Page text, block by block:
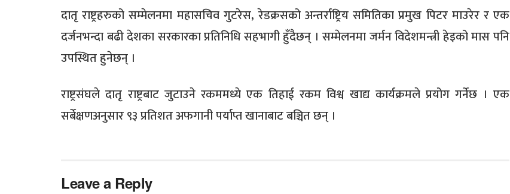
दातृ राष्ट्रहरुको सम्मेलनमा महासचिव गुटरेस, रेडक्रसको अन्तर्राष्ट्रिय समितिका प्रमुख पिटर माउरेर र एक
दर्जनभन्दा बढी देशका सरकारका प्रतिनिधि सहभागी हुँदैछन् । सम्मेलनमा जर्मन विदेशमन्त्री हेइको मास पनि
उपस्थित हुनेछन् ।
राष्ट्रसंघले दातृ राष्ट्रबाट जुटाउने रकममध्ये एक तिहाई रकम विश्व खाद्य कार्यक्रमले प्रयोग गर्नेछ । एक
सर्बेक्षणअनुसार ९३ प्रतिशत अफगानी पर्याप्त खानाबाट बञ्चित छन् ।
Leave a Reply